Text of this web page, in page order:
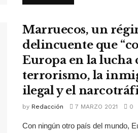
Marruecos, un
delincuente que
Europa en la lucha
terrorismo, la
ilegal y el
by Redacción 7 MARZO 2021 0
Con ningún otro país del mundo,